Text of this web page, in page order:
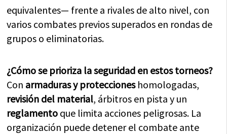
equivalentes— frente a rivales de alto nivel, con
varios combates previos superados en rondas de
grupos o eliminatorias.
¿Cómo se prioriza la seguridad en estos torneos?
Con armaduras y proteccioneshomologadas,
revisión del material, árbitros en pista y un
reglamento que limita acciones peligrosas. La
organización puede detener el combate ante